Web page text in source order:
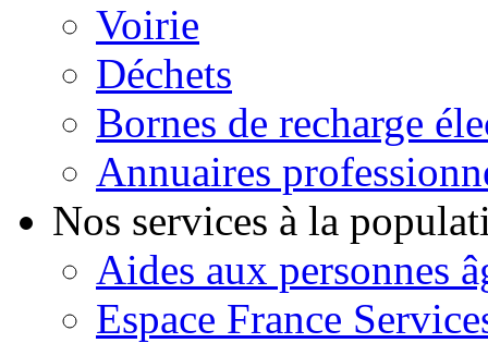
Voirie
Déchets
Bornes de recharge
Annuaires
Nos services à la
Aides aux personnes
Espace France